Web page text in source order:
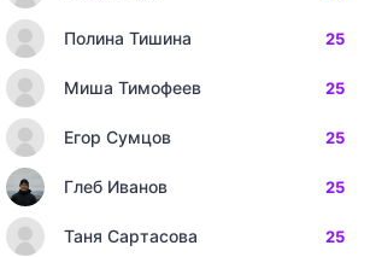
Полина Тишина 25
Миша Тимофеев 25
Егор Сумцов 25
Глеб Иванов 25
Таня Сартасова 25